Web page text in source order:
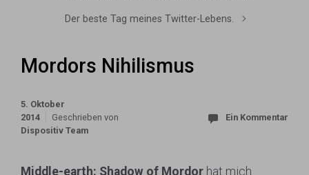
Der beste Tag meines Twitter-Lebens.
Mordors Nihilismus
5. Oktober
2014
Geschrieben von
Dispositiv Team
Ein Kommentar
Middle-earth: Shadow of Mordor hat mich